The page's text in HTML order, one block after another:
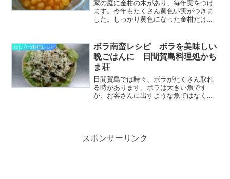
家の庭に金柑の木があり、毎年実をつけ
ます。今年もたくさん黄色い実がつきま
した。しっかり黄色になった金柑だけと
方法、ご紹介します。風邪をひかないた
めにもおすすめです。日間...
役に立つ料理レシピ
ボラ南蛮レシピ ボラを美味しい
晩ごはんに 日間賀島料理処かち
ま荘
日間賀島では時々、ボラがたくさん取れ
る時があります。ボラは大きい魚です
が、お客さんに出すような魚ではなく、
スポンサーリンク